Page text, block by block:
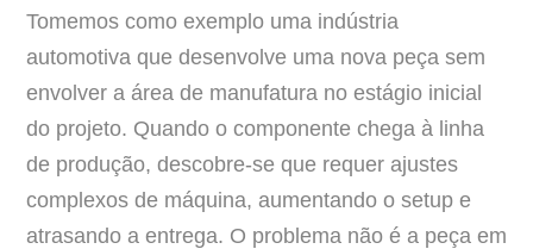
Tomemos como exemplo uma indústria
automotiva que desenvolve uma nova peça sem
envolver a área de manufatura no estágio inicial
do projeto. Quando o componente chega à linha
de produção, descobre-se que requer ajustes
complexos de máquina, aumentando o setup e
atrasando a entrega. O problema não é a peça em